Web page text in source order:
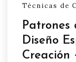
Técnicas de
Patrones
Diseño
Creación